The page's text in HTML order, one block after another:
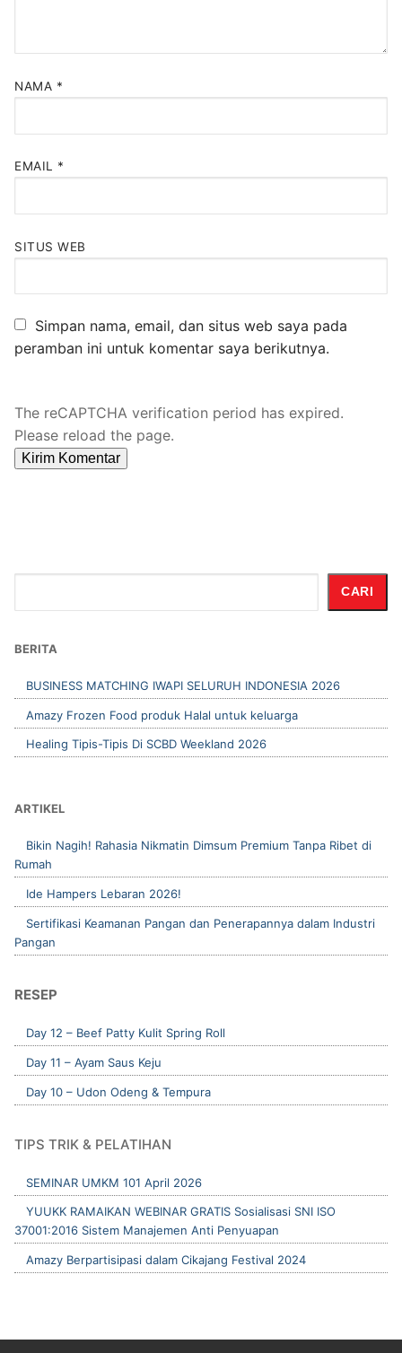
NAMA *
EMAIL *
SITUS WEB
Simpan nama, email, dan situs web saya pada
peramban ini untuk komentar saya berikutnya.
The reCAPTCHA verification period has expired.
Please reload the page.
CARI
BERITA
BUSINESS MATCHING IWAPI SELURUH INDONESIA 2026
Amazy Frozen Food produk Halal untuk keluarga
Healing Tipis-Tipis Di SCBD Weekland 2026
ARTIKEL
Bikin Nagih! Rahasia Nikmatin Dimsum Premium Tanpa Ribet di
Rumah
Ide Hampers Lebaran 2026!
Sertifikasi Keamanan Pangan dan Penerapannya dalam Industri
Pangan
RESEP
Day 12 – Beef Patty Kulit Spring Roll
Day 11 – Ayam Saus Keju
Day 10 – Udon Odeng & Tempura
TIPS TRIK & PELATIHAN
SEMINAR UMKM 101 April 2026
YUUKK RAMAIKAN WEBINAR GRATIS Sosialisasi SNI ISO
37001:2016 Sistem Manajemen Anti Penyuapan
Amazy Berpartisipasi dalam Cikajang Festival 2024